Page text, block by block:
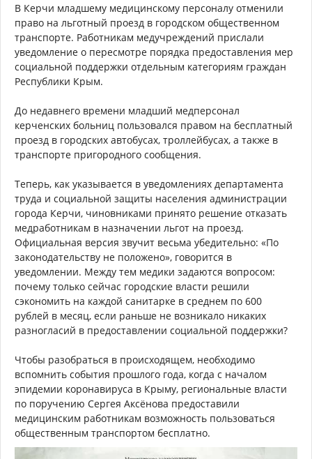
В Керчи младшему медицинскому персоналу отменили
право на льготный проезд в городском общественном
транспорте. Работникам медучреждений прислали
уведомление о пересмотре порядка предоставления мер
социальной поддержки отдельным категориям граждан
Республики Крым.
До недавнего времени младший медперсонал
керченских больниц пользовался правом на бесплатный
проезд в городских автобусах, троллейбусах, а также в
транспорте пригородного сообщения.
Теперь, как указывается в уведомлениях департамента
труда и социальной защиты населения администрации
города Керчи, чиновниками принято решение отказать
медработникам в назначении льгот на проезд.
Официальная версия звучит весьма убедительно: «По
законодательству не положено», говорится в
уведомлении. Между тем медики задаются вопросом:
почему только сейчас городские власти решили
сэкономить на каждой санитарке в среднем по 600
рублей в месяц, если раньше не возникало никаких
разногласий в предоставлении социальной поддержки?
Чтобы разобраться в происходящем, необходимо
вспомнить события прошлого года, когда с началом
эпидемии коронавируса в Крыму, региональные власти
по поручению Сергея Аксёнова предоставили
медицинским работникам возможность пользоваться
общественным транспортом бесплатно.